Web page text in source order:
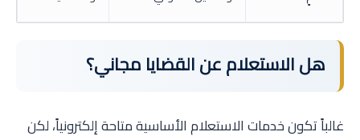
هل الاستعلام عن القضايا مجاني؟
غالباً تكون خدمات الاستعلام الأساسية متاحة إلكترونياً، لكن